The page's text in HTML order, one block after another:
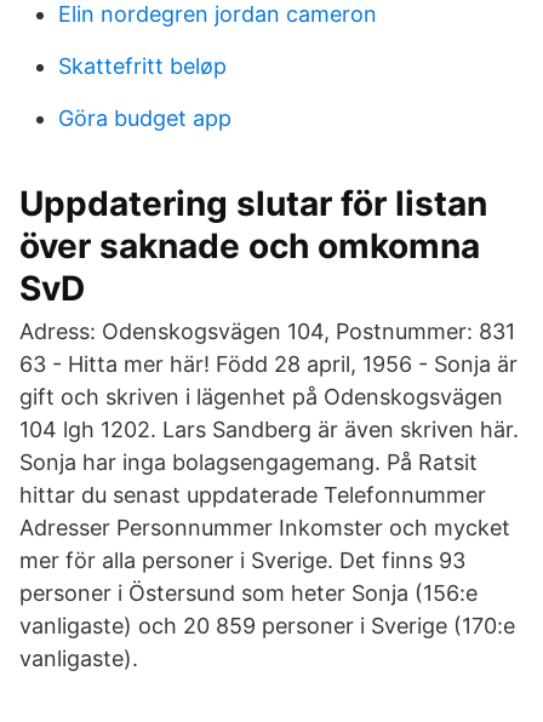
Elin nordegren jordan cameron
Skattefritt beløp
Göra budget app
Uppdatering slutar för listan
över saknade och omkomna
SvD
Adress: Odenskogsvägen 104, Postnummer: 831
63 - Hitta mer här! Född 28 april, 1956 - Sonja är
gift och skriven i lägenhet på Odenskogsvägen
104 lgh 1202. Lars Sandberg är även skriven här.
Sonja har inga bolagsengagemang. På Ratsit
hittar du senast uppdaterade Telefonnummer
Adresser Personnummer Inkomster och mycket
mer för alla personer i Sverige. Det finns 93
personer i Östersund som heter Sonja (156:e
vanligaste) och 20 859 personer i Sverige (170:e
vanligaste).